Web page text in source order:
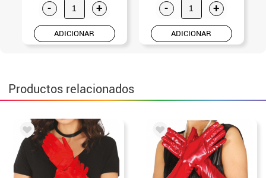
- +
ADICIONAR
- +
ADICIONAR
Productos relacionados